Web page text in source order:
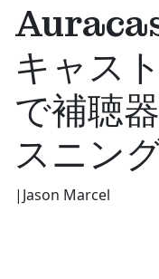
キャス
で補聴
スニン
| Jason Marcel